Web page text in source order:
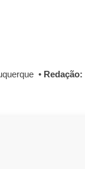
• Redação: